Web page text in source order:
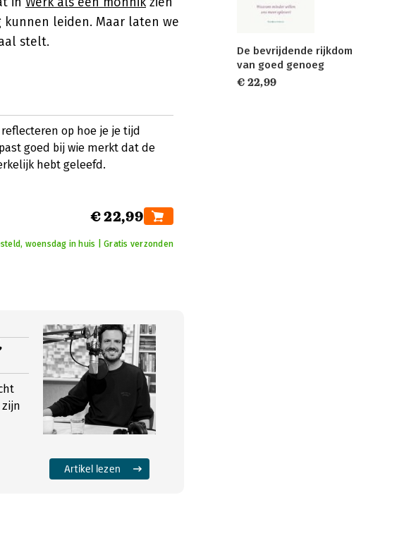
leiden. Maar laten we
stelt.
op hoe je je tijd
goed bij wie merkt dat de
hebt geleefd.
€ 22,99
woensdag in huis | Gratis verzonden
Artikel lezen
De bevrijdende rijkdom
van goed genoeg
€ 22,99